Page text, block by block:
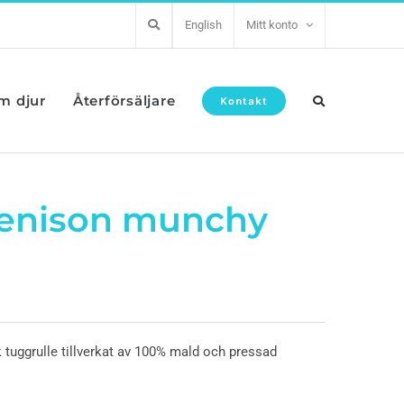
English Mitt konto
djur Återförsäljare Kontakt
munchy
tillverkat av 100% mald och pressad